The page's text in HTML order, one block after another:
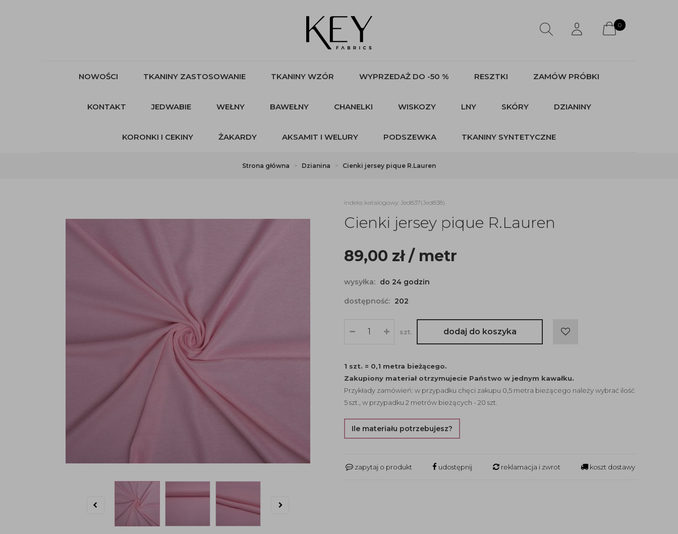
0
NOWOŚCI TKANINY ZASTOSOWANIE TKANINY WZÓR WYPRZEDAŻ DO -50 % RESZTKI ZAMÓW PRÓBKI
KONTAKT JEDWABIE WEŁNY BAWEŁNY CHANELKI WISKOZY LNY SKÓRY DZIANINY
KORONKI I CEKINY ŻAKARDY AKSAMIT I WELURY PODSZEWKA TKANINY SYNTETYCZNE
Strona główna Dzianina Cienki jersey pique R.Lauren
indeks katalogowy: Jed837(Jed838)
Cienki jersey pique R.Lauren
89,00 zł/ metr
wysyłka: do 24 godzin
dostępność: 202
szt. dodaj do koszyka
1 szt. = 0,1 metra bieżącego.
Zakupiony materiał otrzymujecie Państwo w jednym kawałku.
Przykłady zamówień: w przypadku chęci zakupu 0,5 metra bieżącego należy wybrać ilość
5 szt., w przypadku 2 metrów bieżących - 20 szt.
Ile materiału potrzebujesz?
zapytaj o produkt udostępnij reklamacja i zwrot koszt dostawy